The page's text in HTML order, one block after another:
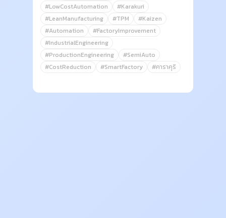
#LowCostAutomation
#Karakuri
#LeanManufacturing
#TPM
#Kaizen
#Automation
#FactoryImprovement
#IndustrialEngineering
#ProductionEngineering
#SemiAuto
#CostReduction
#SmartFactory #คาราคุริ